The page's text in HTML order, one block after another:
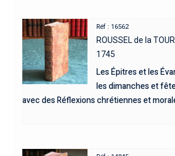
Réf : 16562
ROUSSEL de la
1745
Les Épitres et les
les dimanches et
avec des Réflexions chrétiennes et